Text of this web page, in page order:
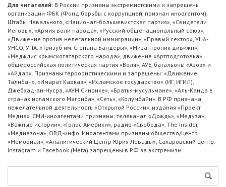
Для читателей: В России признаны экстремистскими и запрещены
организации ФБК (Фонд борьбы с коррупцией, признан иноагентом),
Штабы Навального, «Национал-большевистская партия», «Свидетели
Иеговы», «Армия воли народа», «Русский общенациональный союз»,
«Движение против нелегальной иммиграции», «Правый сектор», УНА-
УНСО, УПА, «Тризуб им. Степана Бандеры», «Мизантропик дивижн»,
«Меджлис крымскотатарского народа», движение «Артподготовка»,
общероссийская политическая партия «Воля», АУЕ, батальоны «Азов» и
«Айдар». Признаны террористическими и запрещены: «Движение
Талибан», «Имарат Кавказ», «Исламское государство» (ИГ, ИГИЛ),
Джебхад-ан-Нусра, «АУМ Синрике», «Братья-мусульмане», «Аль-Каида в
странах исламского Магриба», «Сеть», «Колумбайн». В РФ признана
нежелательной деятельность «Открытой России», издания «Проект
Медиа». СМИ-иноагентами признаны: телеканал «Дождь», «Медуза»,
«Важные истории», «Голос Америки», радио «Свобода», The Insider,
«Медиазона», ОВД-инфо. Иноагентами признаны общество/центр
«Мемориал», «Аналитический Центр Юрия Левады», Сахаровский центр.
Instagram и Facebook (Metа) запрещены в РФ за экстремизм.